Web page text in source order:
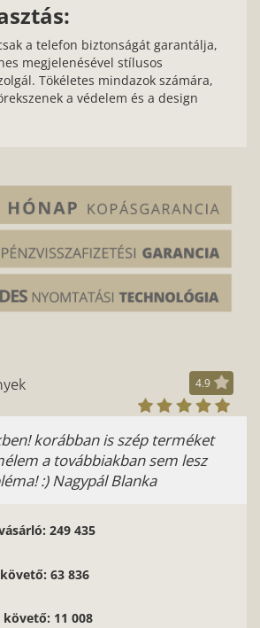
a telefon biztonságát garantálja,
megjelenésével stílusos
Tökéletes mindazok számára,
a védelem és a design
4.9
terméket
sem lesz
Fábos-Kovalik
249 435
63 836
11 008